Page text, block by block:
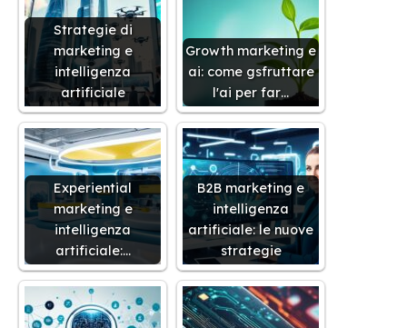
Strategie di
marketing e
intelligenza
artificiale
Growth marketing e
ai: come gsfruttare
l'ai per far…
Experiential
marketing e
intelligenza
artificiale:…
B2B marketing e
intelligenza
artificiale: le nuove
strategie